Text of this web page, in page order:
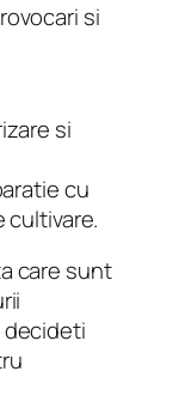
si
si
cu
care sunt
decideti